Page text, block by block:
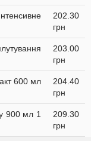
202.30
грн
203.00
грн
600 мл
204.40
грн
900 мл 1
209.30
грн